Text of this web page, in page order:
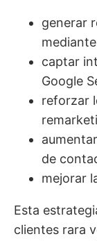
generar
captar
Google
reforzar
de
mejorar
Esta
clientes rara